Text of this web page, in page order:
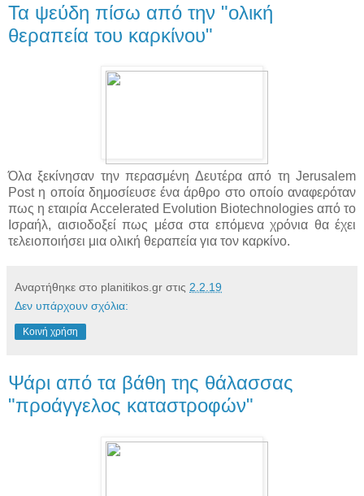
Τα ψεύδη πίσω από την "ολική
θεραπεία του καρκίνου"
Όλα ξεκίνησαν την περασμένη Δευτέρα από τη Jerusalem
Post η οποία δημοσίευσε ένα άρθρο στο οποίο αναφερόταν
πως η εταιρία Accelerated Evolution Biotechnologies από το
Ισραήλ, αισιοδοξεί πως μέσα στα επόμενα χρόνια θα έχει
τελειοποιήσει μια ολική θεραπεία για τον καρκίνο.
Αναρτήθηκε στο planitikos.gr στις 2.2.19
Δεν υπάρχουν σχόλια:
Κοινή χρήση
Ψάρι από τα βάθη της θάλασσας
"προάγγελος καταστροφών"